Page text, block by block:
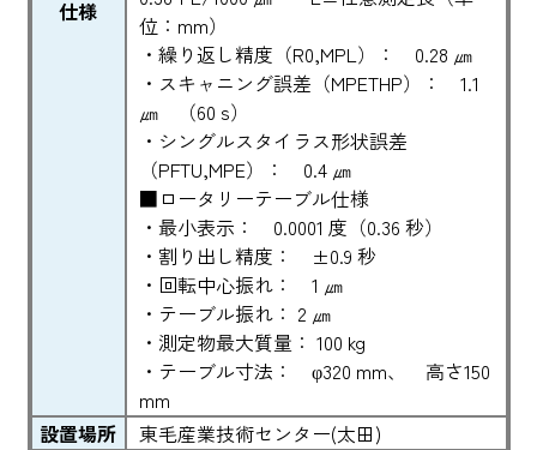
仕様
位：mm）
・繰り返し精度（R0,MPL）： 0.28 ㎛
・スキャニング誤差（MPETHP）： 1.1
㎛ （60 s）
・シングルスタイラス形状誤差
（PFTU,MPE）： 0.4 ㎛
■ロータリーテーブル仕様
・最小表示： 0.0001 度（0.36 秒）
・割り出し精度： ±0.9 秒
・回転中心振れ： 1 ㎛
・テーブル振れ： 2 ㎛
・測定物最大質量： 100 kg
・テーブル寸法： φ320 mm、 高さ150
mm
設置場所
東毛産業技術センター(太田)